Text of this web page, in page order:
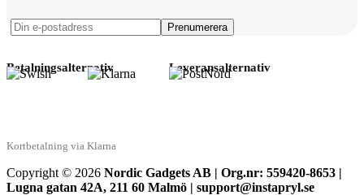
Betalningsalternativ
Kortbetalning via Klarna
Leveransalternativ
Copyright © 2026 Nordic Gadgets AB | Org.nr: 559420-8653 |
Lugna gatan 42A, 211 60 Malmö | support@instapryl.se